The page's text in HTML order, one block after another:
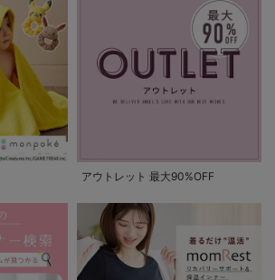
アウトレット 最大90%OFF